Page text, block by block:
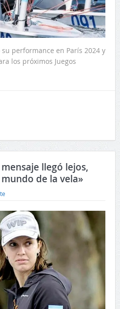
performance en París 2024 y
los próximos Juegos
llegó lejos,
de la vela»